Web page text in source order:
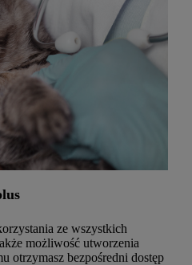
ze wszystkich
możliwość utworzenia
otrzymasz bezpośredni dostęp